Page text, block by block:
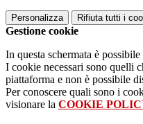
Personalizza Rifiuta tutti i
Gestione cookie
In questa schermata è
I cookie necessari sono quelli
piattaforma e non è possibile
Per conoscere quali sono i
visionare la COOKIE